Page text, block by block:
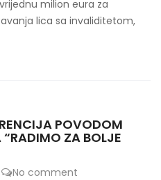
milion eura za
lica sa invaliditetom,
POVODOM
ZA BOLJE
No comment